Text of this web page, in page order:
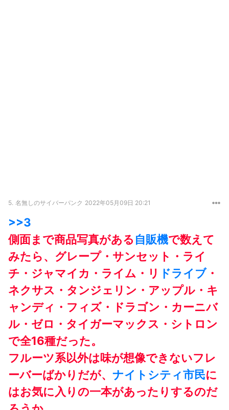
5. 名無しのサイバーパンク 2022年05月09日 20:21
>>3
側面まで商品写真がある 自販機で数えて
みたら、グレープ・サンセット・ライ
チ・ジャマイカ・ライム・リ ドライブ・
ネクサス・タンジェリン・アップル・キ
ャンディ・フィズ・ドラゴン・カーニバ
ル・ゼロ・タイガーマックス・シトロン
で全16種だった。
フルーツ系以外は味が想像できないフレ
ーバーばかりだが、 ナイトシティ市民に
はお気に入りの一本があったりするのだ